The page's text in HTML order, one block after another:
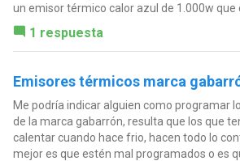
un emisor térmico calor azul de 1.000w que
1 respuesta
Emisores térmicos marca
Me podría indicar alguien como programar
de la marca gabarrón, resulta que los que
calentar cuando hace frio, hacen todo lo
mejor es que estén mal programados o es